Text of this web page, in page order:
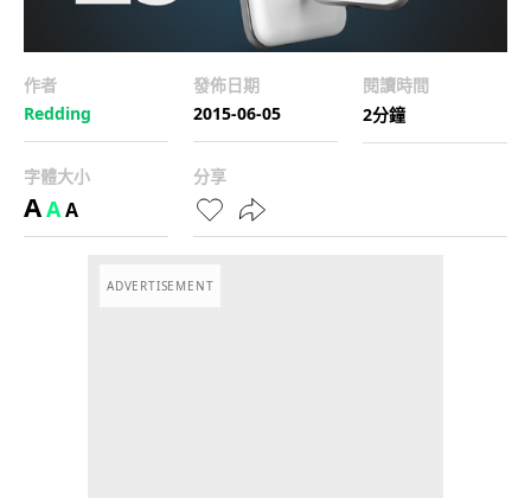
作者
Redding
發佈日期
2015-06-05
閱讀時間
2分鐘
字體大小
AAA
分享
ADVERTISEMENT